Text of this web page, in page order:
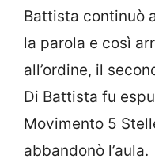
Battista continuò
la parola e così
all’ordine, il
Di Battista fu
Movimento 5
abbandonò l’aula.